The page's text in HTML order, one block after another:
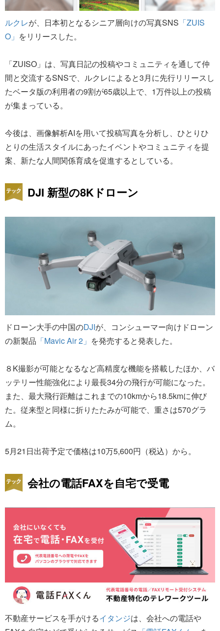
ルクレが、日本初となるシニア層向けの写真SNS 「ZUIS
O」 をリリースした。
「ZUISO」は、写真日記の投稿やコミュニティを通して仲
間と交流するSNSで、ルクレによると3月に先行リリースし
たベータ版の利用者の9割が65歳以上で、1万件以上の投稿
が集まっている。
今後は、画像解析AIを用いて投稿写真を分析し、ひとりひ
とりの生活スタイルにあったイベントやコミュニティを提
案、新たな人間関係育成を促進するとしている。
DJI 新型の8Kドローン
ドローン大手の中国のDJIが、コンシューマー向けドローン
の新製品 「Mavic Air 2」 を発売すると発表した。
８K撮影が可能となるなど高精度な機能を搭載したほか、バ
ッテリー性能強化により最長34分の飛行が可能になった。
また、最大飛行距離はこれまでの10kmから18.5kmに伸び
た。従来型と同様に折りたたみが可能で、重さは570グラ
ム。
5月21日出荷予定で価格は10万5,600円（税込）から。
会社の電話FAXを自宅で受電
不動産サービスを手がけるイタンジは、会社への電話や